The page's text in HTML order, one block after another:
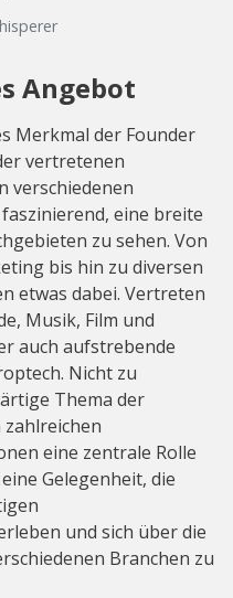
Angebot
Merkmal der Founder
vertretenen
verschiedenen
eine breite
zu sehen. Von
bis hin zu diversen
etwas dabei. Vertreten
Musik, Film und
auch aufstrebende
Nicht zu
Thema der
eine zentrale Rolle
Gelegenheit, die
und sich über die
Branchen zu